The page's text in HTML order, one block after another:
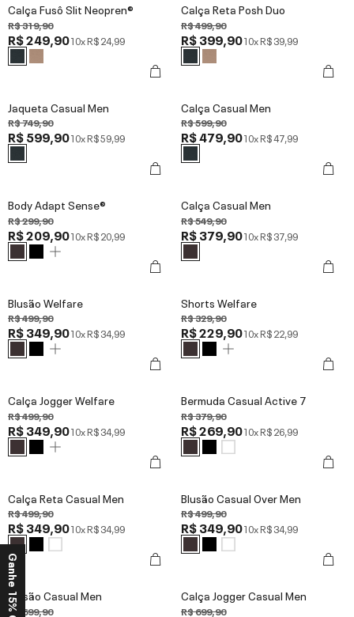
Calça Fusô Slit Neopren®
R$ 319,90
R$ 249,9010xR$ 24,99
Calça Reta Posh Duo
R$ 499,90
R$ 399,9010xR$ 39,99
Jaqueta Casual Men
R$ 749,90
R$ 599,9010xR$ 59,99
Calça Casual Men
R$ 599,90
R$ 479,9010xR$ 47,99
Body Adapt Sense®
R$ 299,90
R$ 209,9010xR$ 20,99
Calça Casual Men
R$ 549,90
R$ 379,9010xR$ 37,99
Blusão Welfare
R$ 499,90
R$ 349,9010xR$ 34,99
Shorts Welfare
R$ 329,90
R$ 229,9010xR$ 22,99
Calça Jogger Welfare
R$ 499,90
R$ 349,9010xR$ 34,99
Bermuda Casual Active 7
R$ 379,90
R$ 269,9010xR$ 26,99
Calça Reta Casual Men
R$ 499,90
R$ 349,9010xR$ 34,99
Blusão Casual Over Men
R$ 499,90
R$ 349,9010xR$ 34,99
Blusão Casual Men
R$ 699,90
Calça Jogger Casual Men
R$ 699,90
Ganhe 15% OFF*